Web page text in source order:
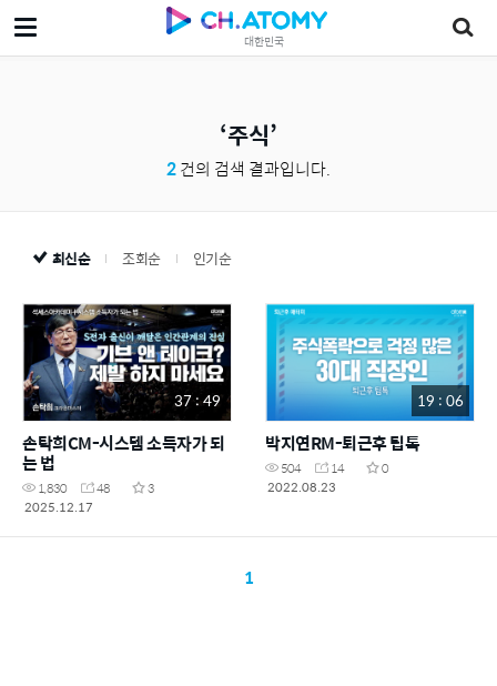
대한민국
주식
2건의 검색 결과입니다.
최신순 조회순 인기순
37 : 49
손탁희CM-시스템 소득자가 되
는 법
1,830 48
3
2025.12.17
19 : 06
박지연RM-퇴근후 팁톡
504 14
0
2022.08.23
1